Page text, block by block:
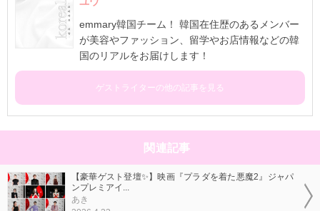
emmary韓国チーム！ 韓国在住歴のあるメンバー
が美容やファッション、留学やお店情報などの韓
国のリアルをお届けします！
ゲストライターの他の記事を見る
関連記事
【豪華ゲスト登壇✨】映画『プラダを着た悪魔2』ジャパ
ンプレミアイ...
あき